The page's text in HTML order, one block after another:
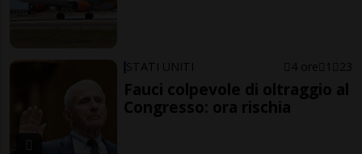
STATI UNITI 4 ore 1 23
Fauci colpevole di oltraggio al
Congresso: ora rischia